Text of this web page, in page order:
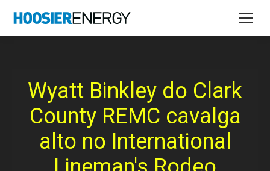
Wyatt Binkley do Clark
County REMC cavalga
alto no International